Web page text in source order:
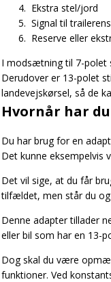
Ekstra stel/jord
Signal til
Reserve eller
I modsætning til 7-polet
Derudover er 13-polet
landevejskørsel, så de
Hvornår har
Du har brug for en
Det kunne eksempelvis
Det vil sige, at du får
tilfældet, men står du
Denne adapter tillader
eller bil som har en 13-
Dog skal du være
funktioner. Ved